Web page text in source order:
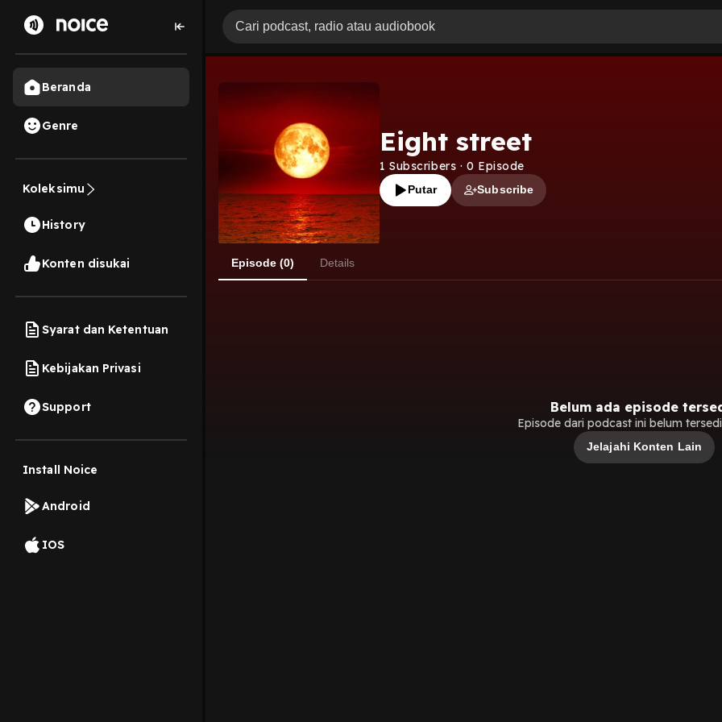
Beranda
Genre
Koleksimu
History
Konten disukai
Syarat dan Ketentuan
Kebijakan Privasi
Support
Install Noice
Android
IOS
Eight street
1 Subscribers · 0 Episode
Putar Subscribe
Episode (0) Details
Belum ada episode
Episode dari podcast ini belum
Jelajahi Konten Lain